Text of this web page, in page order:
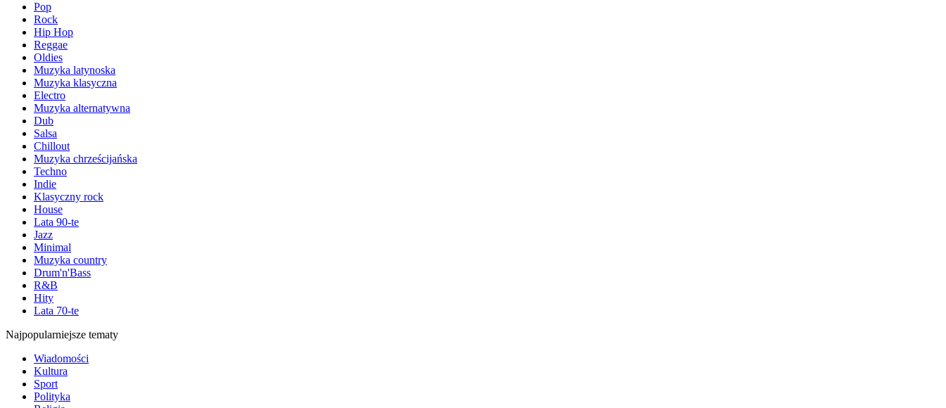
Pop
Rock
Hip Hop
Reggae
Oldies
Muzyka latynoska
Muzyka klasyczna
Electro
Muzyka alternatywna
Dub
Salsa
Chillout
Muzyka chrześcijańska
Techno
Indie
Klasyczny rock
House
Lata 90-te
Jazz
Minimal
Muzyka country
Drum'n'Bass
R&B
Hity
Lata 70-te
Najpopularniejsze tematy
Wiadomości
Kultura
Sport
Polityka